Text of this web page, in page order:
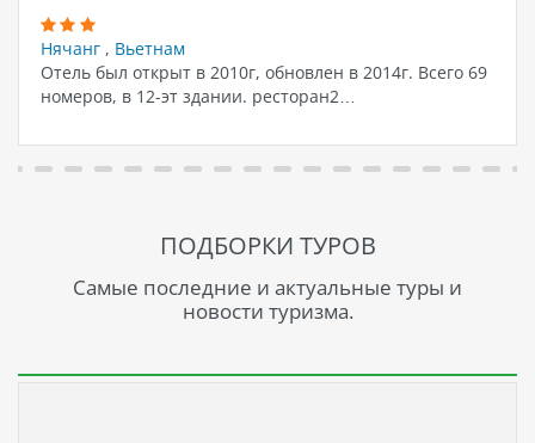
Нячанг , Вьетнам
Отель был открыт в 2010г, обновлен в 2014г. Всего 69
номеров, в 12-эт здании. ресторан2…
ПОДБОРКИ ТУРОВ
Самые последние и актуальные туры и
новости туризма.